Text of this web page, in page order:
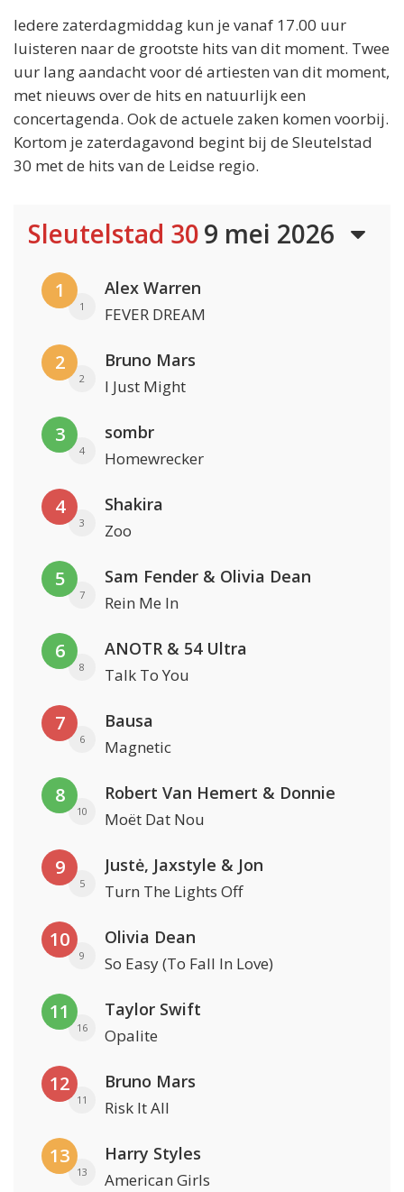
Iedere zaterdagmiddag kun je vanaf 17.00 uur
luisteren naar de grootste hits van dit moment. Twee
uur lang aandacht voor dé artiesten van dit moment,
met nieuws over de hits en natuurlijk een
concertagenda. Ook de actuele zaken komen voorbij.
Kortom je zaterdagavond begint bij de Sleutelstad
30 met de hits van de Leidse regio.
Sleutelstad 309 mei 2026
1
1
Alex Warren
FEVER DREAM
2
2
Bruno Mars
I Just Might
3
4
sombr
Homewrecker
4
3
Shakira
Zoo
5
7
Sam Fender & Olivia Dean
Rein Me In
6
8
ANOTR & 54 Ultra
Talk To You
7
6
Bausa
Magnetic
8
10
Robert Van Hemert & Donnie
Moët Dat Nou
9
5
Justė, Jaxstyle & Jon
Turn The Lights Off
10
9
Olivia Dean
So Easy (To Fall In Love)
11
16
Taylor Swift
Opalite
12
11
Bruno Mars
Risk It All
13
13
Harry Styles
American Girls